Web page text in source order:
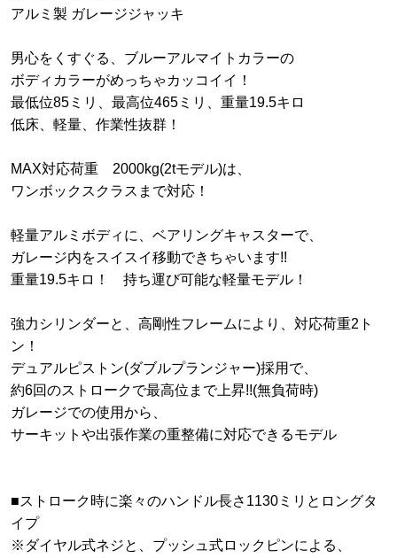
アルミ製 ガレージジャッキ
男心をくすぐる、ブルーアルマイトカラーの
ボディカラーがめっちゃカッコイイ！
最低位85ミリ、最高位465ミリ、重量19.5キロ
低床、軽量、作業性抜群！
MAX対応荷重 2000kg(2tモデル)は、
ワンボックスクラスまで対応！
軽量アルミボディに、ベアリングキャスターで、
ガレージ内をスイスイ移動できちゃいます!!
重量19.5キロ！ 持ち運び可能な軽量モデル！
強力シリンダーと、高剛性フレームにより、対応荷重2ト
ン！
デュアルピストン(ダブルプランジャー)採用で、
約6回のストロークで最高位まで上昇!!(無負荷時)
ガレージでの使用から、
サーキットや出張作業の重整備に対応できるモデル
■ストローク時に楽々のハンドル長さ1130ミリとロングタ
イプ
※ダイヤル式ネジと、プッシュ式ロックピンによる、